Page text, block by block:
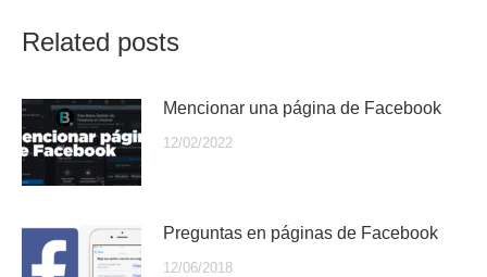
Related posts
Mencionar una página de Facebook
12/02/2022
Preguntas en páginas de Facebook
12/06/2018